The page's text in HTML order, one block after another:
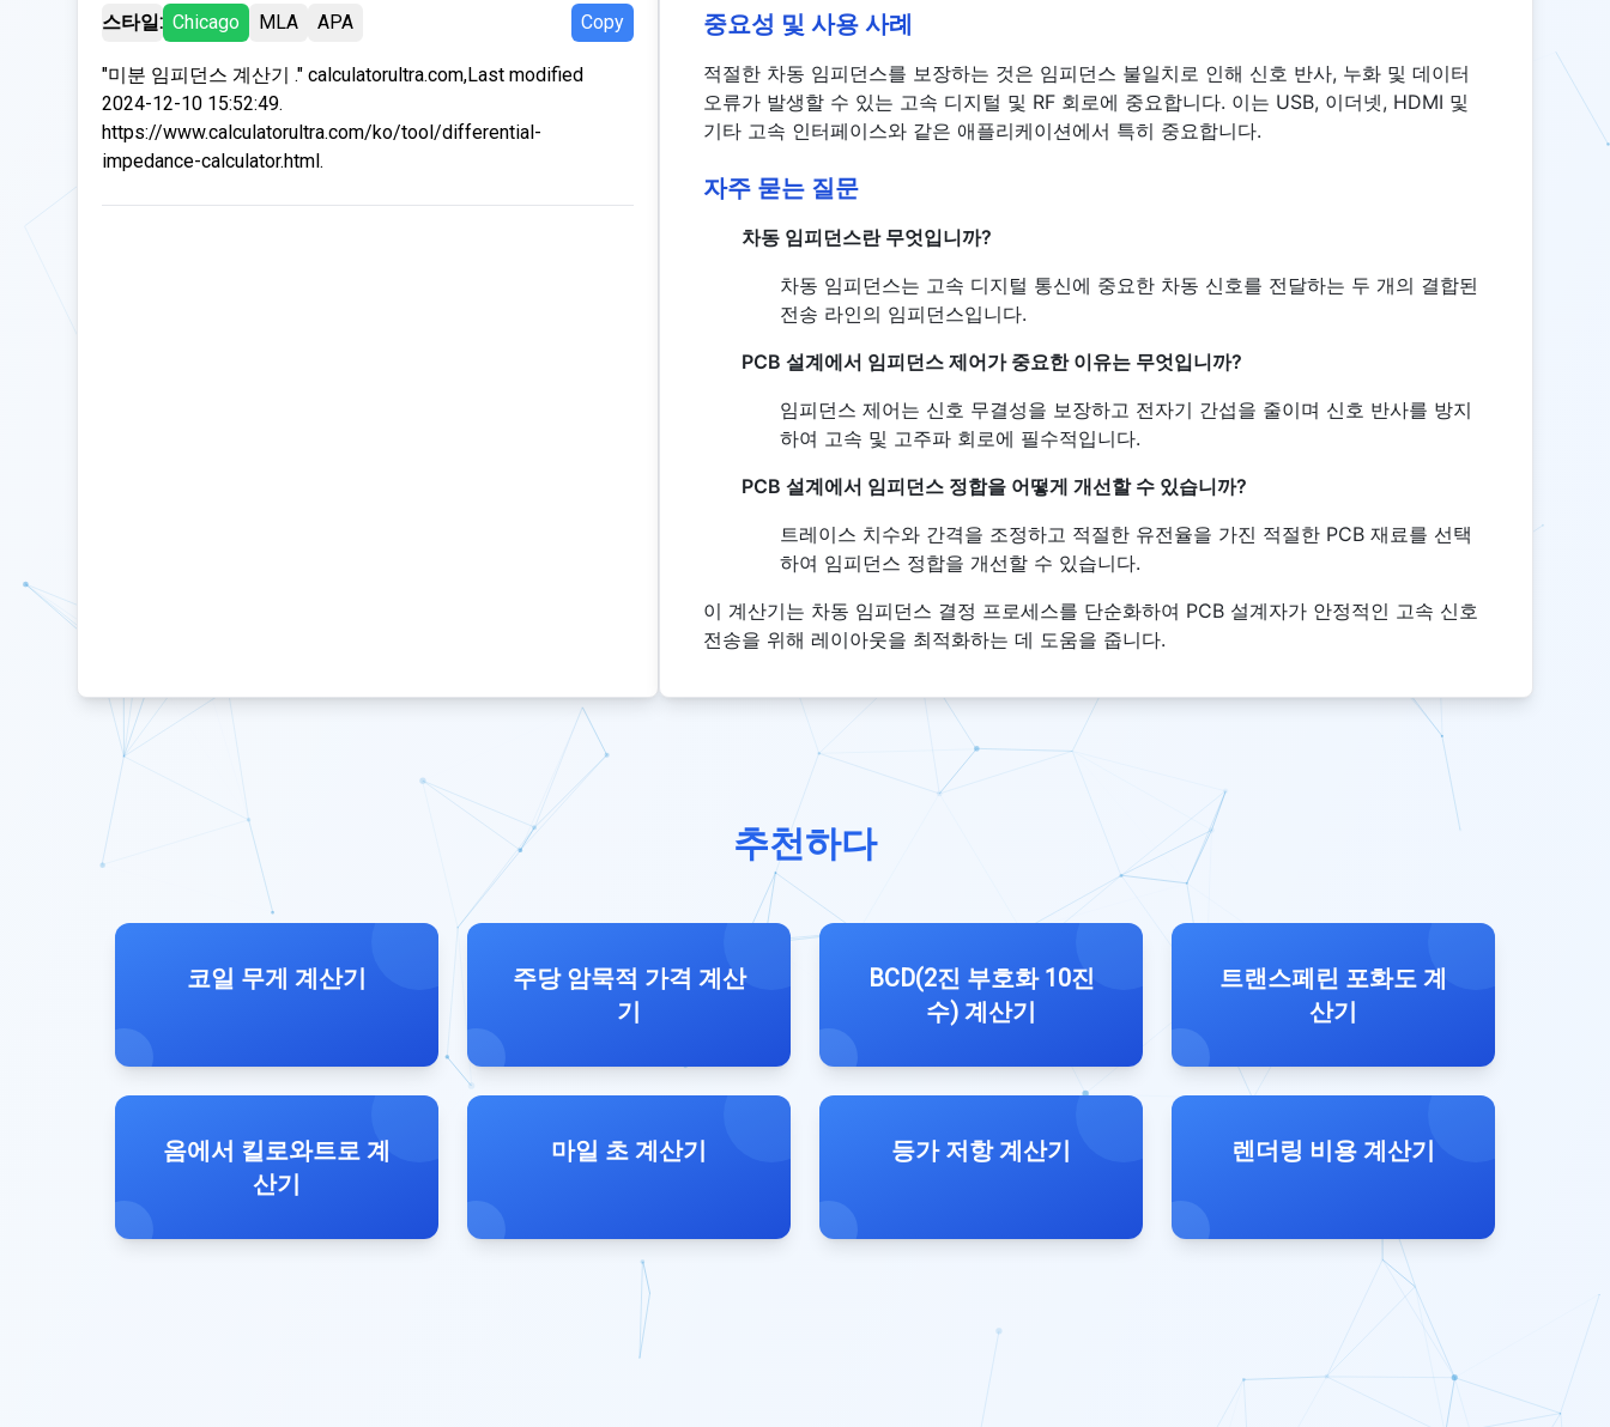
스타일: Chicago MLA APA Copy
"미분 임피던스 계산기 ." calculatorultra.com,Last modified
2024-12-10 15:52:49.
https://www.calculatorultra.com/ko/tool/differential-
impedance-calculator.html.
중요성 및 사용 사례
적절한 차동 임피던스를 보장하는 것은 임피던스 불일치로 인해 신호 반사, 누화 및 데이터
오류가 발생할 수 있는 고속 디지털 및 RF 회로에 중요합니다. 이는 USB, 이더넷, HDMI 및
기타 고속 인터페이스와 같은 애플리케이션에서 특히 중요합니다.
자주 묻는 질문
차동 임피던스란 무엇입니까?
차동 임피던스는 고속 디지털 통신에 중요한 차동 신호를 전달하는 두 개의 결합된
전송 라인의 임피던스입니다.
PCB 설계에서 임피던스 제어가 중요한 이유는 무엇입니까?
임피던스 제어는 신호 무결성을 보장하고 전자기 간섭을 줄이며 신호 반사를 방지
하여 고속 및 고주파 회로에 필수적입니다.
PCB 설계에서 임피던스 정합을 어떻게 개선할 수 있습니까?
트레이스 치수와 간격을 조정하고 적절한 유전율을 가진 적절한 PCB 재료를 선택
하여 임피던스 정합을 개선할 수 있습니다.
이 계산기는 차동 임피던스 결정 프로세스를 단순화하여 PCB 설계자가 안정적인 고속 신호
전송을 위해 레이아웃을 최적화하는 데 도움을 줍니다.
추천하다
코일 무게 계산기
주당 암묵적 가격 계산
기
BCD(2진 부호화 10진
수) 계산기
트랜스페린 포화도 계
산기
옴에서 킬로와트로 계
산기
마일 초 계산기 등가 저항 계산기 렌더링 비용 계산기